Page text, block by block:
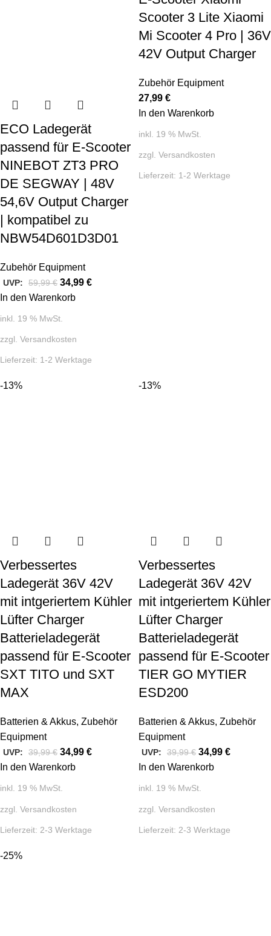
ECO Ladegerät
passend für E-Scooter
NINEBOT ZT3 PRO
DE SEGWAY | 48V
54,6V Output Charger
| kompatibel zu
NBW54D601D3D01
Zubehör Equipment
UVP: 59,99€ 34,99 €
In den Warenkorb
inkl. 19 % MwSt.
zzgl. Versandkosten
Lieferzeit: 1-2 Werktage
Scooter 3 Lite Xiaomi
Mi Scooter 4 Pro | 36V
42V Output Charger
Zubehör Equipment
27,99 €
In den Warenkorb
inkl. 19 % MwSt.
zzgl. Versandkosten
Lieferzeit: 1-2 Werktage
-13%
Verbessertes
Ladegerät 36V 42V
mit intgeriertem Kühler
Lüfter Charger
Batterieladegerät
passend für E-Scooter
SXT TITO und SXT
MAX
Batterien & Akkus, Zubehör
Equipment
UVP: 39,99€ 34,99 €
In den Warenkorb
inkl. 19 % MwSt.
zzgl. Versandkosten
Lieferzeit: 2-3 Werktage
-13%
Verbessertes
Ladegerät 36V 42V
mit intgeriertem Kühler
Lüfter Charger
Batterieladegerät
passend für E-Scooter
TIER GO MYTIER
ESD200
Batterien & Akkus, Zubehör
Equipment
UVP: 39,99€ 34,99 €
In den Warenkorb
inkl. 19 % MwSt.
zzgl. Versandkosten
Lieferzeit: 2-3 Werktage
-25%